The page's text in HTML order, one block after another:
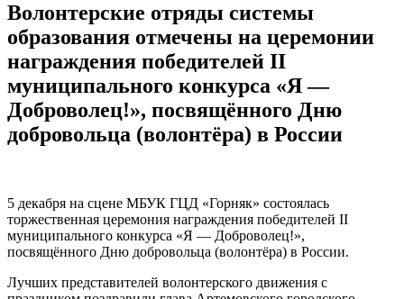
Волонтерские отряды системы
образования отмечены на церемонии
награждения победителей II
муниципального конкурса «Я —
Доброволец!», посвящённого Дню
добровольца (волонтёра) в России
5 декабря на сцене МБУК ГЦД «Горняк» состоялась
торжественная церемония награждения победителей II
муниципального конкурса «Я — Доброволец!»,
посвящённого Дню добровольца (волонтёра) в России.
Лучших представителей волонтерского движения с